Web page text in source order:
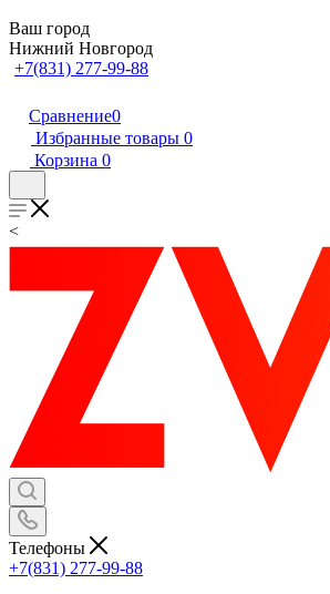
Ваш город
Нижний Новгород
+7(831) 277-99-88
Сравнение0
Избранные товары 0
Корзина 0
<
Телефоны
+7(831) 277-99-88